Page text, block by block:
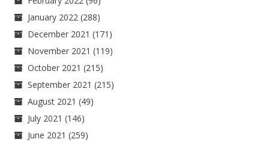
January 2022 (288)
December 2021 (171)
November 2021 (119)
October 2021 (215)
September 2021 (215)
August 2021 (49)
July 2021 (146)
June 2021 (259)